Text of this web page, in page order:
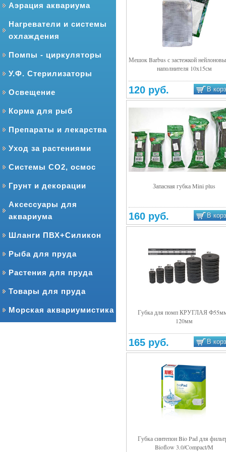
Аэрация аквариума
Нагреватели и системы
охлаждения
Помпы - циркуляторы
У.Ф. Стерилизаторы
Освещение
Корма для рыб
Препараты и лекарства
Уход за растениями
Системы CO2, осмос
Грунт и декорации
Аксессуары для
аквариума
Шланги ПВХ+Силикон
Рыба для пруда
Растения для пруда
Товары для пруда
Морская аквариумистика
Мешок Barbus с застежкой
наполнителя 10х15см
120 руб. В
Запасная губка Mini plus
160 руб. В
Подробнее
Губка для помп КРУГЛАЯ
120мм
165 руб. В
Губка синтепон Bio Pad для
Bioflow 3.0/Compact/M